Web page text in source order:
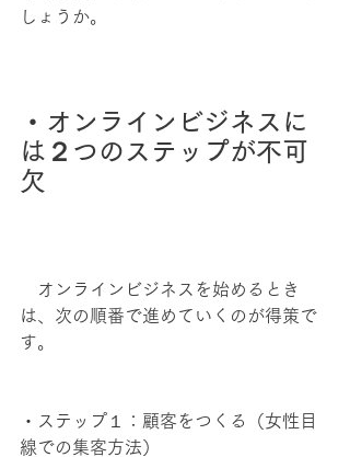
しょうか。
・オンラインビジネスに
は２つのステップが不可
欠
オンラインビジネスを始めるとき
は、次の順番で進めていくのが得策で
す。
・ステップ１：顧客をつくる（女性目
線での集客方法）